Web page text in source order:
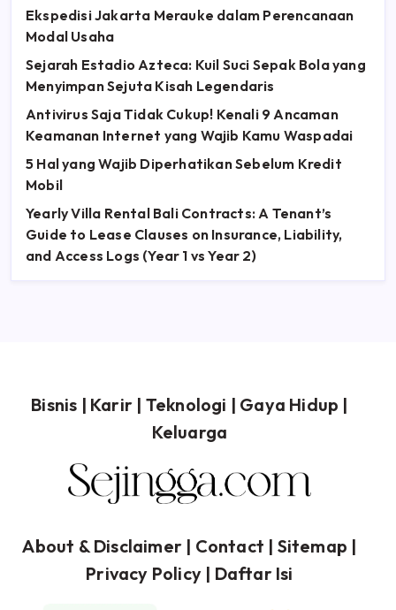
Ekspedisi Jakarta Merauke dalam Perencanaan
Modal Usaha
Sejarah Estadio Azteca: Kuil Suci Sepak Bola yang
Menyimpan Sejuta Kisah Legendaris
Antivirus Saja Tidak Cukup! Kenali 9 Ancaman
Keamanan Internet yang Wajib Kamu Waspadai
5 Hal yang Wajib Diperhatikan Sebelum Kredit
Mobil
Yearly Villa Rental Bali Contracts: A Tenant’s
Guide to Lease Clauses on Insurance, Liability,
and Access Logs (Year 1 vs Year 2)
Bisnis | Karir | Teknologi | Gaya Hidup |
Keluarga
About & Disclaimer | Contact | Sitemap |
Privacy Policy | Daftar Isi